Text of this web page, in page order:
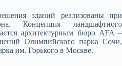
зданий реализованы при
Концепция ландшафтного
архитектурным бюро AFA –
Олимпийского парка Сочи,
им. Горького в Москве.